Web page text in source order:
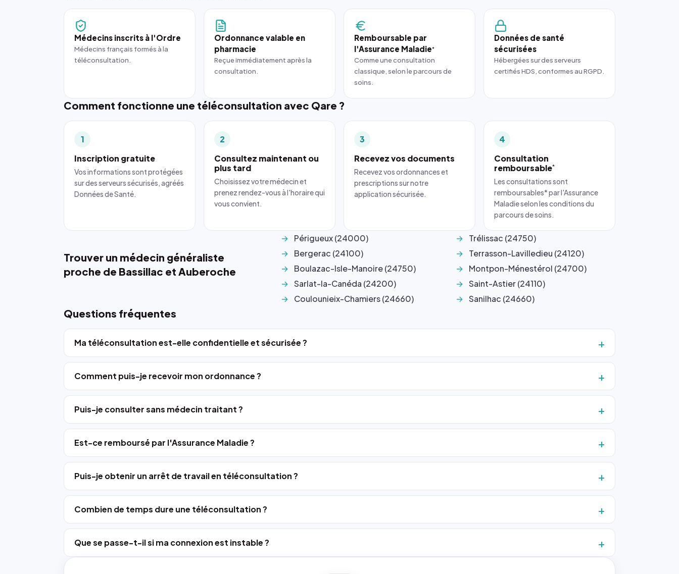
Médecins inscrits à l'Ordre
Médecins français formés à la
téléconsultation.
Ordonnance valable en
pharmacie
Reçue immédiatement après la
consultation.
Remboursable par
l'Assurance Maladie*
Comme une consultation
classique, selon le parcours de
soins.
Données de santé
sécurisées
Hébergées sur des serveurs
certifiés HDS, conformes au RGPD.
Comment fonctionne une téléconsultation avec Qare ?
1
Inscription gratuite
Vos informations sont protégées
sur des serveurs sécurisés, agréés
Données de Santé.
2
Consultez maintenant ou
plus tard
Choisissez votre médecin et
prenez rendez-vous à l'horaire qui
vous convient.
3
Recevez vos documents
Recevez vos ordonnances et
prescriptions sur notre
application sécurisée.
4
Consultation
remboursable*
Les consultations sont
remboursables* par l'Assurance
Maladie selon les conditions du
parcours de soins.
Trouver un médecin généraliste
proche de Bassillac et Auberoche
Périgueux (24000)
Bergerac (24100)
Boulazac-Isle-Manoire (24750)
Sarlat-la-Canéda (24200)
Coulounieix-Chamiers (24660)
Trélissac (24750)
Terrasson-Lavilledieu (24120)
Montpon-Ménestérol (24700)
Saint-Astier (24110)
Sanilhac (24660)
Questions fréquentes
Ma téléconsultation est-elle confidentielle et sécurisée ?
Comment puis-je recevoir mon ordonnance ?
Puis-je consulter sans médecin traitant ?
Est-ce remboursé par l'Assurance Maladie ?
Puis-je obtenir un arrêt de travail en téléconsultation ?
Combien de temps dure une téléconsultation ?
Que se passe-t-il si ma connexion est instable ?